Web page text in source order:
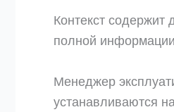
Контекст
полной
Менеджер
устанавливаются